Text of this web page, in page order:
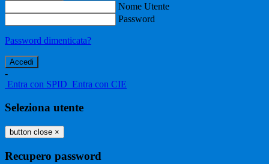
Nome Utente
Password
Password dimenticata?
-
Entra con SPID Entra con CIE
Seleziona utente
button close ×
Recupero password